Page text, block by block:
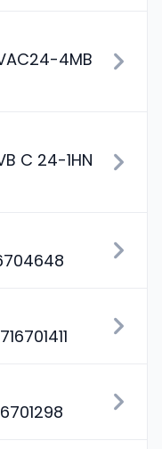
4MB
C 24-1HN